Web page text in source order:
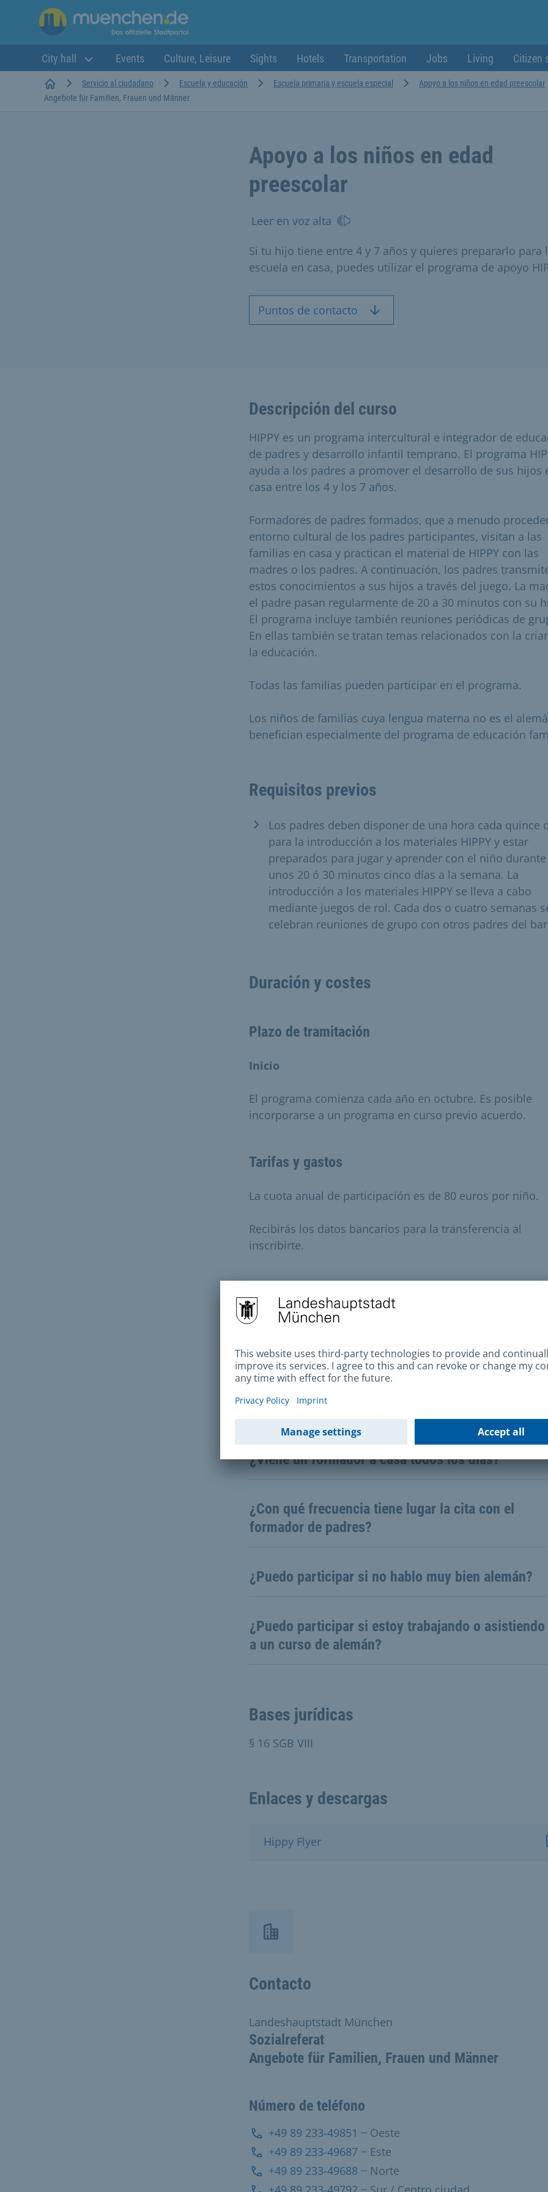
City hall Events Culture, Leisure Sights Hotels Transportation Jobs Living Citizen
StartseiteServicio al ciudadano Escuela y educación Escuela primaria y escuela especial
Apoyo a los niños en edad preescolar
Angebote für Familien, Frauen und Männer
Apoyo a los niños en edad
preescolar
Leer en voz alta
Si tu hijo tiene entre 4 y 7 años y quieres prepararlo para
escuela en casa, puedes utilizar el programa de apoyo
Puntos de contacto
Descripción del curso
HIPPY es un programa intercultural e integrador de
de padres y desarrollo infantil temprano. El programa
ayuda a los padres a promover el desarrollo de sus hijos
casa entre los 4 y los 7 años.
Formadores de padres formados, que a menudo
entorno cultural de los padres participantes, visitan a las
familias en casa y practican el material de HIPPY con las
madres o los padres. A continuación, los padres
estos conocimientos a sus hijos a través del juego. La
el padre pasan regularmente de 20 a 30 minutos con su
El programa incluye también reuniones periódicas de
En ellas también se tratan temas relacionados con la
la educación.
Todas las familias pueden participar en el programa.
Los niños de familias cuya lengua materna no es el
benefician especialmente del programa de educación
Requisitos previos
Los padres deben disponer de una hora cada quince
para la introducción a los materiales HIPPY y estar
preparados para jugar y aprender con el niño durante
unos 20 ó 30 minutos cinco días a la semana. La
introducción a los materiales HIPPY se lleva a cabo
mediante juegos de rol. Cada dos o cuatro semanas
celebran reuniones de grupo con otros padres del
Duración y costes
Plazo de tramitación
Inicio
El programa comienza cada año en octubre. Es posible
incorporarse a un programa en curso previo acuerdo.
Tarifas y gastos
La cuota anual de participación es de 80 euros por niño.
Recibirás los datos bancarios para la transferencia al
inscribirte.
Preguntas y respuestas
¿Quién aprende con mi hijo?
Los padres aprenden, juegan y practican con su hijo
a la semana utilizando los materiales de HIPPY.
¿Viene un formador a casa todos los días?
¿Con qué frecuencia tiene lugar la cita con el
formador de padres?
¿Puedo participar si no hablo muy bien alemán?
¿Puedo participar si estoy trabajando o asistiendo
a un curso de alemán?
Bases jurídicas
§ 16 SGB VIII
Enlaces y descargas
Hippy Flyer
Contacto
Sozialreferat
Angebote für Familien, Frauen und Männer
Landeshauptstadt München
Número de teléfono
+49 89 233-49851 − Oeste
+49 89 233-49687 − Este
+49 89 233-49688 − Norte